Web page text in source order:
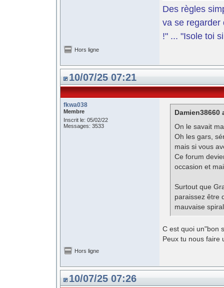
Des règles
va se regarder
!" ... "Isole toi
Hors ligne
10/07/25 07:21
fkwa038
Membre
Inscrit le: 05/02/22
Messages: 3533
Damien38660
On le savait
Oh les gars,
mais si vous
Ce forum
occasion et
Surtout que
paraissez être
mauvaise
C est quoi un"bon
Peux tu nous faire
Hors ligne
10/07/25 07:26